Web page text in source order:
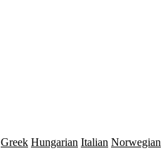
Greek Hungarian Italian Norwegian